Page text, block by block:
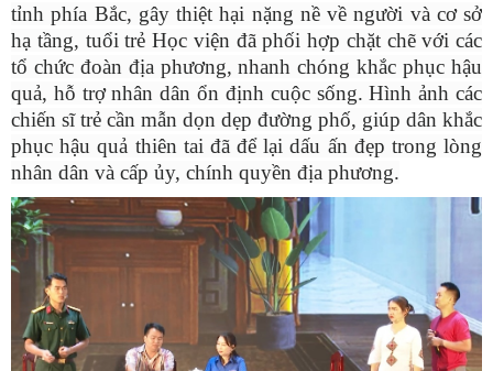
tỉnh phía Bắc, gây thiệt hại nặng nề về người và cơ sở
hạ tầng, tuổi trẻ Học viện đã phối hợp chặt chẽ với các
tổ chức đoàn địa phương, nhanh chóng khắc phục hậu
quả, hỗ trợ nhân dân ổn định cuộc sống. Hình ảnh các
chiến sĩ trẻ cần mẫn dọn dẹp đường phố, giúp dân khắc
phục hậu quả thiên tai đã để lại dấu ấn đẹp trong lòng
nhân dân và cấp ủy, chính quyền địa phương.